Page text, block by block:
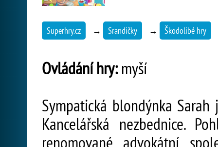
Superhry.cz → Srandičky → Škodolibé hry
Ovládání hry:myší
Sympatická blondýnka
Kancelářská nezbednice.
renomované advokátní